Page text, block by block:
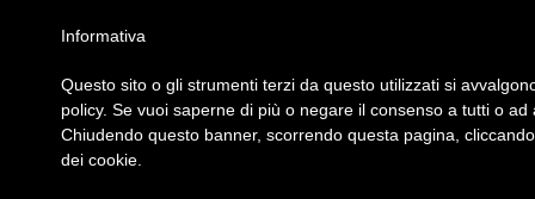
Insieme Per La Cultura
Informativa
Questo sito o gli strumenti terzi da questo utilizzati si
policy. Se vuoi saperne di più o negare il consenso a tutti o
Chiudendo questo banner, scorrendo questa pagina,
dei cookie.